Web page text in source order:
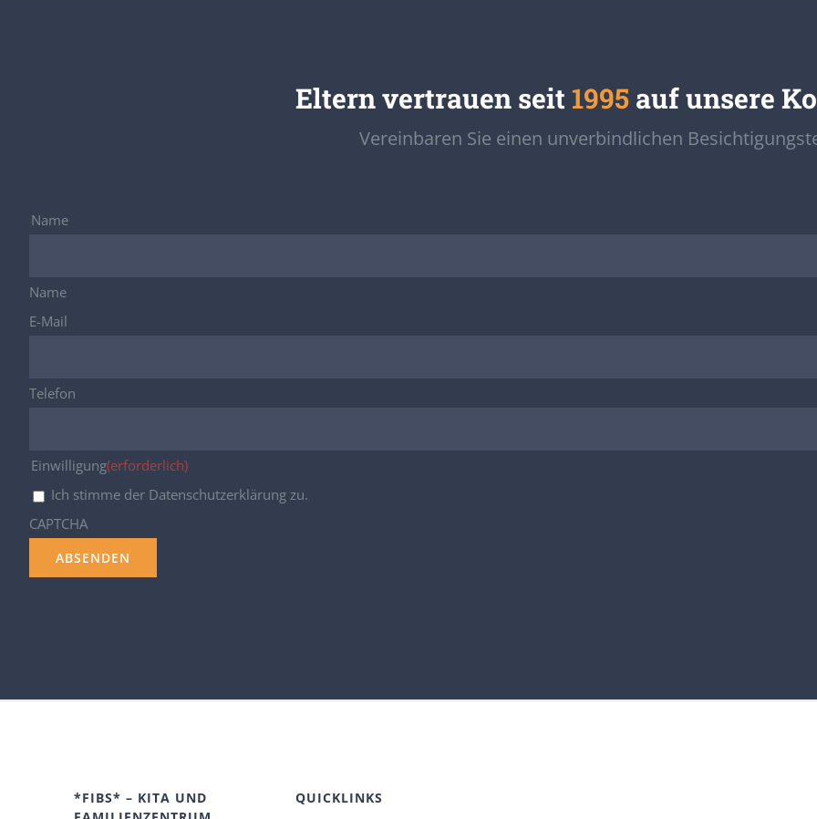
Eltern vertrauen seit 1995 auf unsere
Vereinbaren Sie einen unverbindlichen
Name
Name
E-Mail
Telefon
Einwilligung(erforderlich)
Ich stimme der Datenschutzerklärung zu.
CAPTCHA
*FIBS* – KITA UND
QUICKLINKS